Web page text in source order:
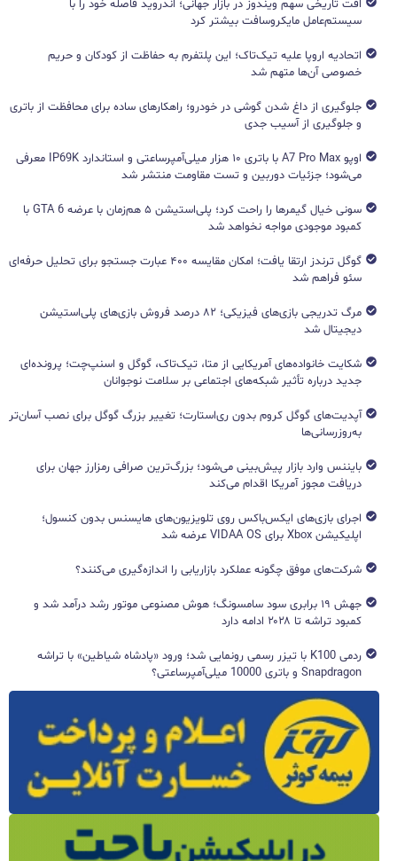
افت تاریخی سهم ویندوز در بازار جهانی؛ اندروید فاصله خود را با
سیستم‌عامل مایکروسافت بیشتر کرد
اتحادیه اروپا علیه تیک‌تاک؛ این پلتفرم به حفاظت از کودکان و حریم
خصوصی آن‌ها متهم شد
جلوگیری از داغ شدن گوشی در خودرو؛ راهکارهای ساده برای محافظت از باتری
و جلوگیری از آسیب جدی
اوپو A7 Pro Max با باتری ۱۰ هزار میلی‌آمپرساعتی و استاندارد IP69K معرفی
می‌شود؛ جزئیات دوربین و تست مقاومت منتشر شد
سونی خیال گیمرها را راحت کرد؛ پلی‌استیشن ۵ هم‌زمان با عرضه GTA 6 با
کمبود موجودی مواجه نخواهد شد
گوگل ترندز ارتقا یافت؛ امکان مقایسه ۴۰۰ عبارت جستجو برای تحلیل حرفه‌ای
سئو فراهم شد
مرگ تدریجی بازی‌های فیزیکی؛ ۸۲ درصد فروش بازی‌های پلی‌استیشن
دیجیتال شد
شکایت خانواده‌های آمریکایی از متا، تیک‌تاک، گوگل و اسنپ‌چت؛ پرونده‌ای
جدید درباره تأثیر شبکه‌های اجتماعی بر سلامت نوجوانان
آپدیت‌های گوگل کروم بدون ری‌استارت؛ تغییر بزرگ گوگل برای نصب آسان‌تر
به‌روزرسانی‌ها
بایننس وارد بازار پیش‌بینی می‌شود؛ بزرگ‌ترین صرافی رمزارز جهان برای
دریافت مجوز آمریکا اقدام می‌کند
اجرای بازی‌های ایکس‌باکس روی تلویزیون‌های هایسنس بدون کنسول؛
اپلیکیشن Xbox برای VIDAA OS عرضه شد
شرکت‌های موفق چگونه عملکرد بازاریابی را اندازه‌گیری می‌کنند؟
جهش ۱۹ برابری سود سامسونگ؛ هوش مصنوعی موتور رشد درآمد شد و
کمبود تراشه تا ۲۰۲۸ ادامه دارد
ردمی K100 با تیزر رسمی رونمایی شد؛ ورود «پادشاه شیاطین» با تراشه
Snapdragon و باتری 10000 میلی‌آمپرساعتی؟